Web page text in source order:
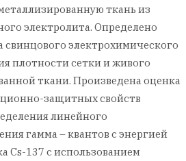
ткань из
электролита. Определено
свинцового электрохимического
плотности сетки и живого
ткани. Произведена оценка
защитных свойств
линейного
гамма – квантов с энергией
Сs-137 с использованием